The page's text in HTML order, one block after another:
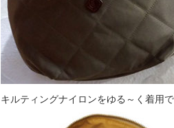
キルティングナイロンをゆる～く着用